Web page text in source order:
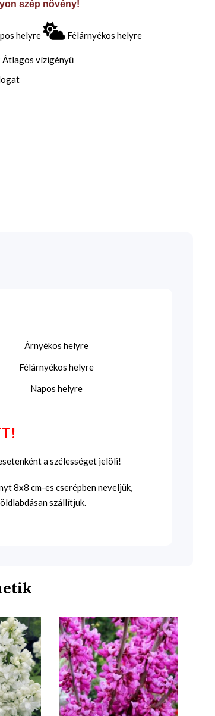
szép növény!
helyre Félárnyékos helyre
Átlagos vízigényű
Árnyékos helyre
Félárnyékos helyre
Napos helyre
a szélességet jelöli!
8x8 cm-es cserépben neveljük,
szállítjuk.